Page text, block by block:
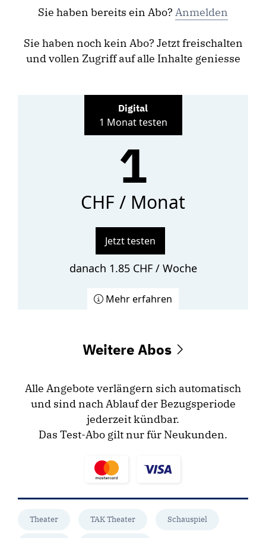
Sie haben bereits ein Abo? Anmelden
Sie haben noch kein Abo? Jetzt freischalten
und vollen Zugriff auf alle Inhalte geniesse
Digital
1 Monat testen
1
CHF / Monat
Jetzt testen
danach 1.85 CHF / Woche
Mehr erfahren
Weitere Abos
Alle Angebote verlängern sich automatisch
und sind nach Ablauf der Bezugsperiode
jederzeit kündbar.
Das Test-Abo gilt nur für Neukunden.
Theater TAK Theater Schauspiel